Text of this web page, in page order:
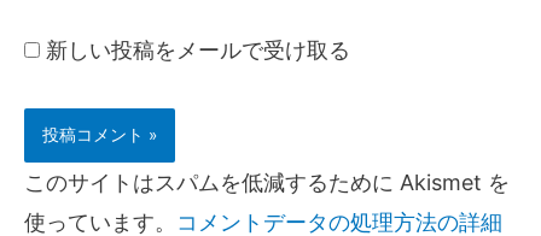
新しい投稿をメールで受け取る
このサイトはスパムを低減するために Akismet を
使っています。 コメントデータの処理方法の詳細